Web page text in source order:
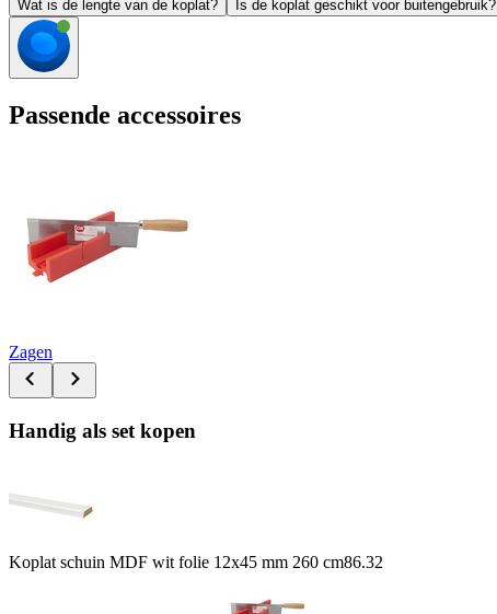
Wat is de lengte van de koplat? Is de koplat geschikt voor buitengebruik?
Passende accessoires
Zagen
Handig als set kopen
Koplat schuin MDF wit folie 12x45 mm 260 cm86.32